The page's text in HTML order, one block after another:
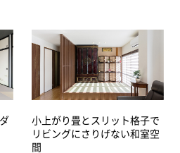
小上がり畳とスリット格子で
リビングにさりげない和室空
間